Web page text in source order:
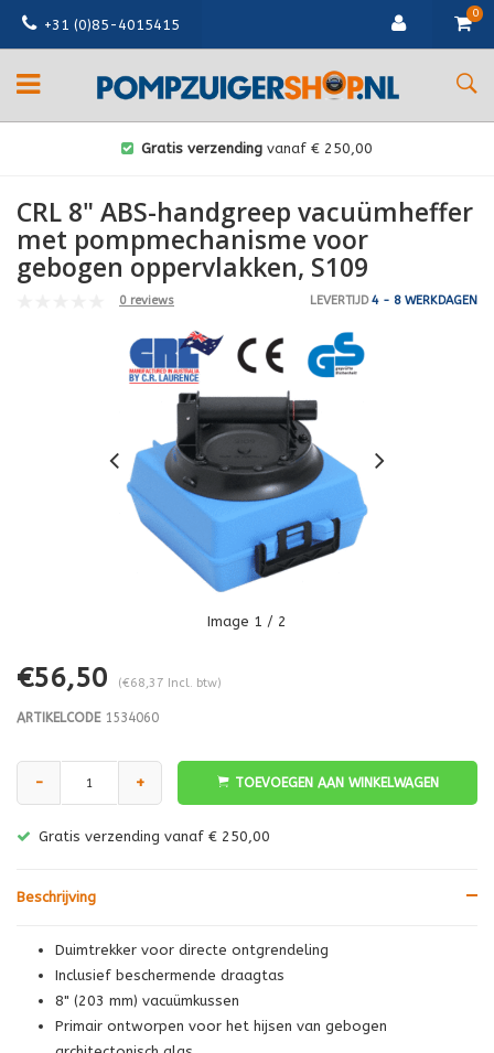
+31 (0)85-4015415
0
Gratis verzending vanaf € 250,00
CRL 8" ABS-handgreep vacuümheffer
met pompmechanisme voor
gebogen oppervlakken, S109
0 reviews LEVERTIJD4 - 8 WERKDAGEN
Image 1 / 2
€56,50 (€68,37 Incl. btw)
ARTIKELCODE1534060
- + TOEVOEGEN AAN WINKELWAGEN
Gratis verzending vanaf € 250,00
Beschrijving
Duimtrekker voor directe ontgrendeling
Inclusief beschermende draagtas
8" (203 mm) vacuümkussen
Primair ontworpen voor het hijsen van gebogen